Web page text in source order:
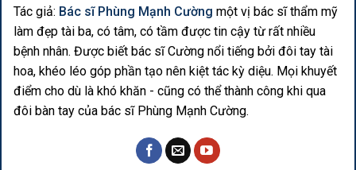
Tác giả: Bác sĩ Phùng Mạnh Cường một vị bác sĩ thẩm mỹ
làm đẹp tài ba, có tâm, có tầm được tin cậy từ rất nhiều
bệnh nhân. Được biết bác sĩ Cường nổi tiếng bởi đôi tay tài
hoa, khéo léo góp phần tạo nên kiệt tác kỳ diệu. Mọi khuyết
điểm cho dù là khó khăn - cũng có thể thành công khi qua
đôi bàn tay của bác sĩ Phùng Mạnh Cường.